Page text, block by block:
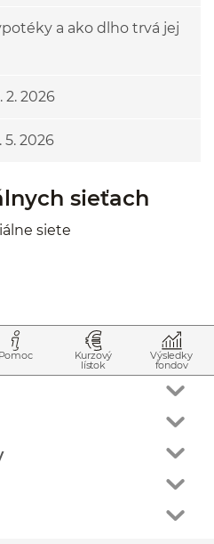
a ako dlho trvá jej
2. 2026
5. 2026
sieťach
siete
Pomoc Kurzový
lístok
Výsledky
fondov